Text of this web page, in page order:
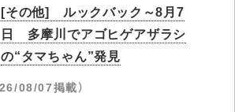
[その他] ルックバック～8月7
日 多摩川でアゴヒゲアザラシ
の“タマちゃん”発見
08/07掲載）